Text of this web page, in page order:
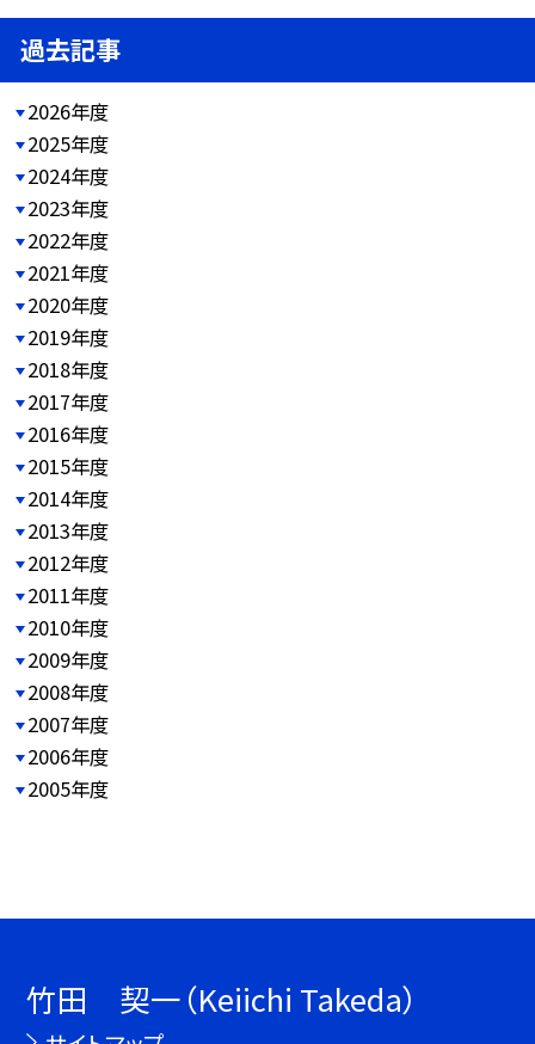
過去記事
2026年度
2025年度
2024年度
2023年度
2022年度
2021年度
2020年度
2019年度
2018年度
2017年度
2016年度
2015年度
2014年度
2013年度
2012年度
2011年度
2010年度
2009年度
2008年度
2007年度
2006年度
2005年度
竹田 契一（Keiichi Takeda）